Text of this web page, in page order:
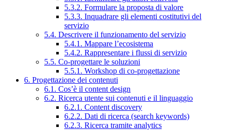
5.3.2. Formulare la proposta di valore
5.3.3. Inquadrare gli elementi costitutivi del
servizio
5.4. Descrivere il funzionamento del servizio
5.4.1. Mappare l’ecosistema
5.4.2. Rappresentare i flussi di servizio
5.5. Co-progettare le soluzioni
5.5.1. Workshop di co-progettazione
6. Progettazione dei contenuti
6.1. Cos’è il content design
6.2. Ricerca utente sui contenuti e il linguaggio
6.2.1. Content discovery
6.2.2. Dati di ricerca (search keywords)
6.2.3. Ricerca tramite analytics